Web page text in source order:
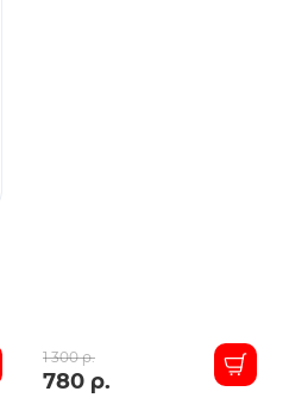
В
наличии
780 р.
1 300 р.